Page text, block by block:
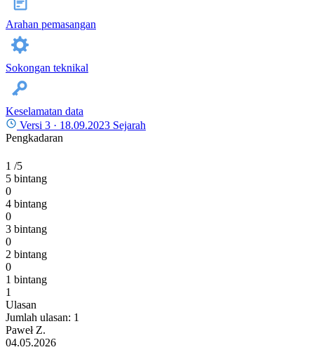
Arahan pemasangan
Sokongan teknikal
Keselamatan data
Versi 3 · 18.09.2023 Sejarah
Pengkadaran
1 /5
5 bintang
0
4 bintang
0
3 bintang
0
2 bintang
0
1 bintang
1
Ulasan
Jumlah ulasan: 1
Paweł Z.
04.05.2026